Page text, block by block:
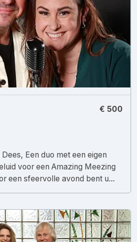
€ 500
Een duo met een eigen
voor een Amazing Meezing
een sfeervolle avond bent u...